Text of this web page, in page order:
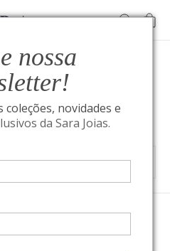
nossa
coleções, novidades e
da Sara Joias.